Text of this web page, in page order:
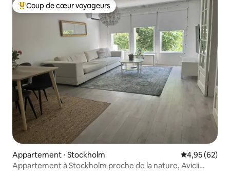
Coups de cœur voyageurs les plus appréciés
Coup de cœur voyageurs
Appartement ⋅ Stockholm Évaluation
4,95 (62)
Appartement à Stockholm proche de la nature, Avicii